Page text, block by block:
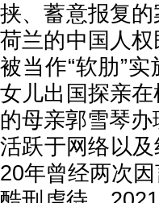
挟、蓄意报复
荷兰的中国人
被当作“软肋”
女儿出国探亲
的母亲郭雪琴
活跃于网络以
20年曾经两次